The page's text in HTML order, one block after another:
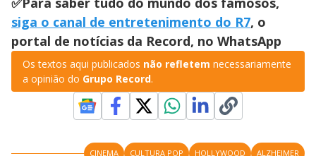
siga o canal de entretenimento do R7, o
portal de notícias da Record, no WhatsApp
Os textos aqui publicados não refletem necessariamente
a opinião do Grupo Record.
CINEMA CULTURA POP HOLLYWOOD ALZHEIMER